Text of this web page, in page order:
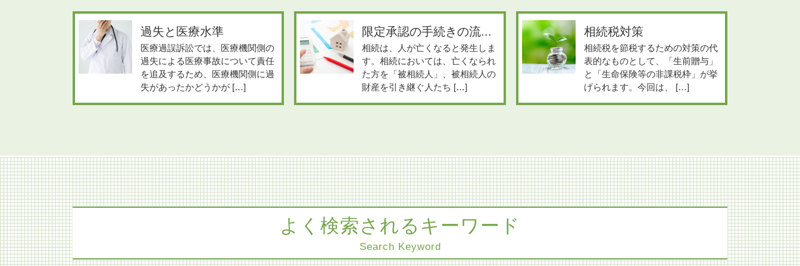
過失と医療水準
医療過誤訴訟では、医療機関側の
過失による医療事故について責任
を追及するため、医療機関側に過
失があったかどうかが […]
限定承認の手続きの流...
相続は、人が亡くなると発生しま
す。相続においては、亡くなられ
た方を「被相続人」、被相続人の
財産を引き継ぐ人たち […]
相続税対策
相続税を節税するための対策の代
表的なものとして、「生前贈与」
と「生命保険等の非課税枠」が挙
げられます。今回は、 […]
よく検索されるキーワード
Search Keyword